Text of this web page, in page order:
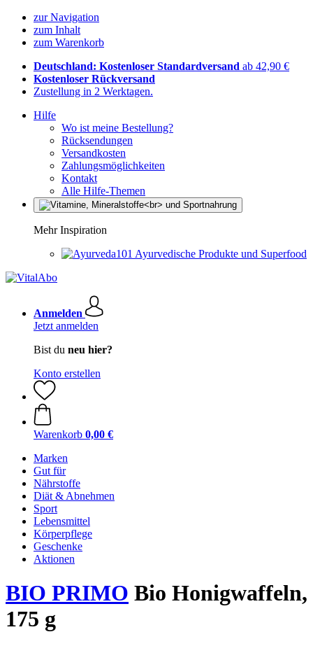
zur Navigation
zum Inhalt
zum Warenkorb
Deutschland: Kostenloser Standardversand ab 42,90 €
Kostenloser Rückversand
Zustellung in 2 Werktagen.
Hilfe
Wo ist meine Bestellung?
Rücksendungen
Versandkosten
Zahlungsmöglichkeiten
Kontakt
Alle Hilfe-Themen
Mehr Inspiration
Ayurvedische Produkte und Superfood
Anmelden
Jetzt anmelden
Bist du neu hier?
Konto erstellen
Warenkorb 0,00 €
Marken
Gut für
Nährstoffe
Diät & Abnehmen
Sport
Lebensmittel
Körperpflege
Geschenke
Aktionen
BIO PRIMO Bio Honigwaffeln,
175 g